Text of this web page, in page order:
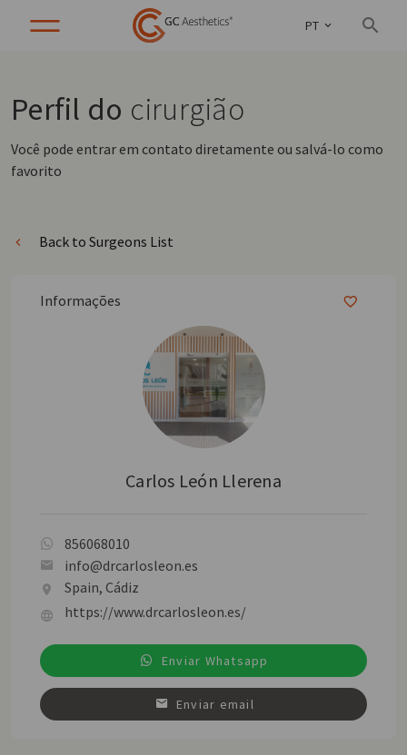
PT
Perfil do cirurgião
Você pode entrar em contato diretamente ou salvá-lo como
favorito
Back to Surgeons List
Informações
Carlos León Llerena
856068010
info@drcarlosleon.es
Spain, Cádiz
https://www.drcarlosleon.es/
Enviar Whatsapp
Enviar email